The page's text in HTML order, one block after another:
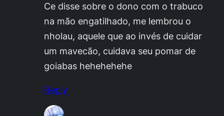
Ce disse sobre o dono com o trabuco
na mão engatilhado, me lembrou o
nholau, aquele que ao invés de cuidar
um mavecão, cuidava seu pomar de
goiabas hehehehehe
Reply